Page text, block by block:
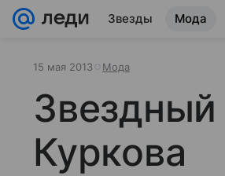
Звезды Мода
15 мая 2013 Мода
Куркова